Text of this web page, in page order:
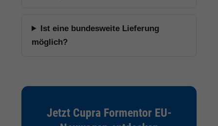
Ist eine bundesweite Lieferung
möglich?
Jetzt Cupra Formentor EU-